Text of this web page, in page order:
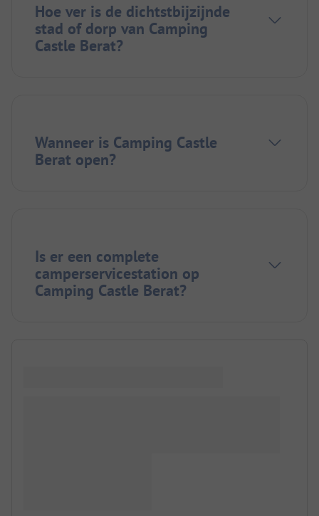
Hoe ver is de dichtstbijzijnde
stad of dorp van Camping
Castle Berat?
Wanneer is Camping Castle
Berat open?
Is er een complete
camperservicestation op
Camping Castle Berat?